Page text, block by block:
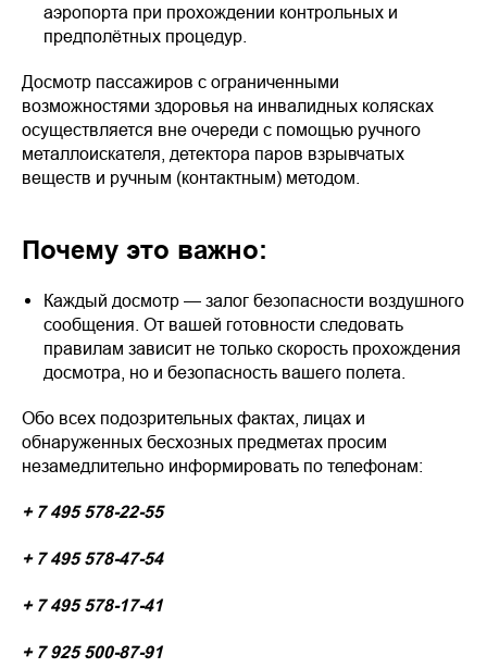
аэропорта при прохождении контрольных и
предполётных процедур.
Досмотр пассажиров с ограниченными
возможностями здоровья на инвалидных колясках
осуществляется вне очереди с помощью ручного
металлоискателя, детектора паров взрывчатых
веществ и ручным (контактным) методом.
Почему это важно:
Каждый досмотр — залог безопасности воздушного
сообщения. От вашей готовности следовать
правилам зависит не только скорость прохождения
досмотра, но и безопасность вашего полета.
Обо всех подозрительных фактах, лицах и
обнаруженных бесхозных предметах просим
незамедлительно информировать по телефонам:
+ 7 495 578-22-55
+ 7 495 578-47-54
+ 7 495 578-17-41
+ 7 925 500-87-91